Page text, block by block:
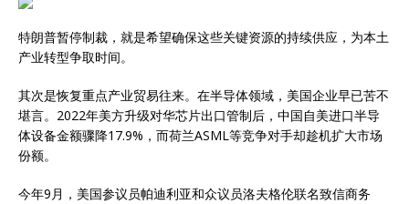
特朗普暂停制裁，就是希望确保这些关键资源的持续供应，为本土
产业转型争取时间。
其次是恢复重点产业贸易往来。在半导体领域，美国企业早已苦不
堪言。2022年美方升级对华芯片出口管制后，中国自美进口半导
体设备金额骤降17.9%，而荷兰ASML等竞争对手却趁机扩大市场
份额。
今年9月，美国参议员帕迪利亚和众议员洛夫格伦联名致信商务